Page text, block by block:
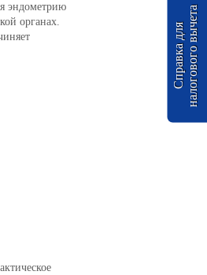
эндометрию
органах.
С
п
р
а
в
к
а
д
л
я
н
а
л
о
г
о
в
о
г
о
в
ы
ч
е
та